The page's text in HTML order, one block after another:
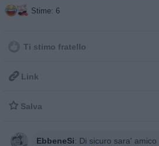
Stime: 6
Ti stimo fratello
 Link
 Salva
EbbeneSi: Di sicuro sara'